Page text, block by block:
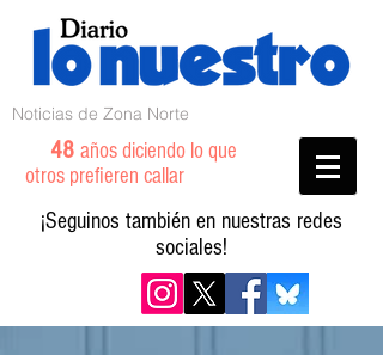
Noticias de Zona Norte
48 años diciendo lo que
otros prefieren callar
¡Seguinos también en nuestras redes
sociales!